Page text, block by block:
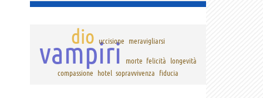
dio uccisione meravigliarsi
vampiri morte felicità
longevità
compassione
hotel sopravvivenza fiducia